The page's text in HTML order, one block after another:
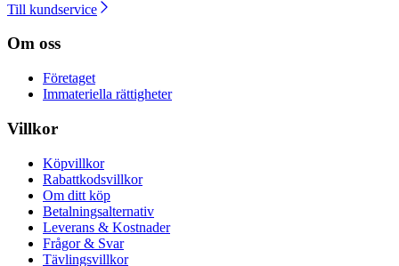
Till kundservice
Om oss
Företaget
Immateriella rättigheter
Villkor
Köpvillkor
Rabattkodsvillkor
Om ditt köp
Betalningsalternativ
Leverans & Kostnader
Frågor & Svar
Tävlingsvillkor